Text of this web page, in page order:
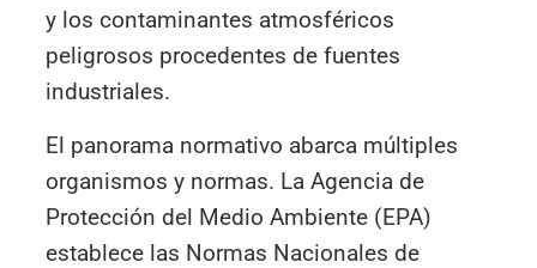
y los contaminantes atmosféricos
peligrosos procedentes de fuentes
industriales.
El panorama normativo abarca múltiples
organismos y normas. La Agencia de
Protección del Medio Ambiente (EPA)
establece las Normas Nacionales de